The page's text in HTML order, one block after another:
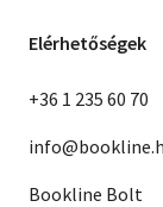
Elérhetőségek
+36 1 235 60 70
Bookline Bolt